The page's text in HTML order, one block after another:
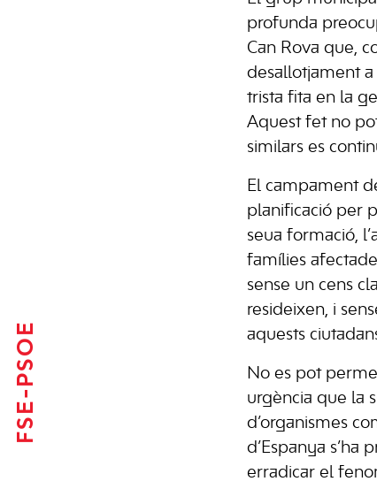
FSE-PSOE
profunda
Can Rova que,
desallotjament a
trista fita en la
Aquest fet no
similars es
El campament
planificació per
seua formació,
famílies
sense un cens
resideixen, i
aquests
No es pot
urgència que la
d’organismes
d’Espanya s’ha
erradicar el